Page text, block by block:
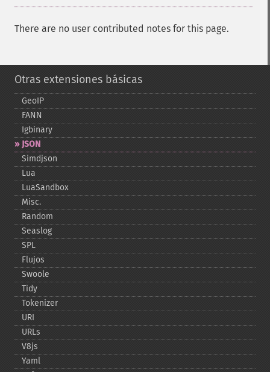
There are no user contributed notes for this page.
Otras extensiones básicas
GeoIP
FANN
Igbinary
JSON
Simdjson
Lua
LuaSandbox
Misc.
Random
Seaslog
SPL
Flujos
Swoole
Tidy
Tokenizer
URI
URLs
V8js
Yaml